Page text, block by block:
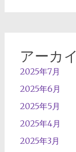
アーカ
2025年7月
2025年6月
2025年5月
2025年4月
2025年3月